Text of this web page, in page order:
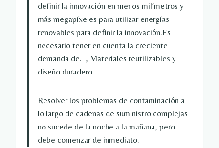
definir la innovación en menos milímetros y
más megapíxeles para utilizar energías
renovables para definir la innovación.Es
necesario tener en cuenta la creciente
demanda de.  , Materiales reutilizables y
diseño duradero.
Resolver los problemas de contaminación a
lo largo de cadenas de suministro complejas
no sucede de la noche a la mañana, pero
debe comenzar de inmediato.